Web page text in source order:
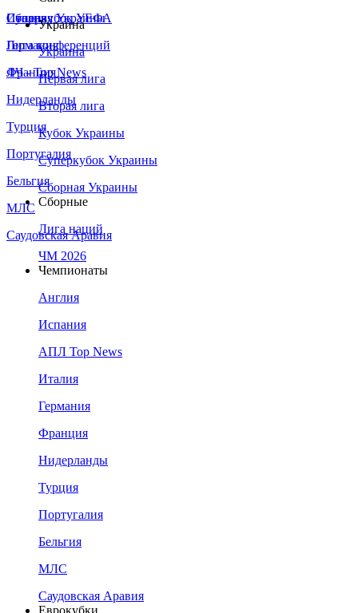
Сборная Украины
Италия
Германия
Франция
Нидерланды
Турция
Португалия
Бельгия
МЛС
Саудовская Аравия
Суперкубок УЕФА
Лига конференций
ЛЧ - Top News
Украина
Украина
Первая лига
Вторая лига
Кубок Украины
Суперкубок Украины
Сборная Украины
Сборные
Лига наций
ЧМ 2026
Чемпионаты
Англия
Испания
АПЛ Top News
Италия
Германия
Франция
Нидерланды
Турция
Португалия
Бельгия
МЛС
Саудовская Аравия
Еврокубки